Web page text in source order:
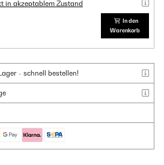
in akzeptablem Zustand
In den
Warenkorb
- schnell bestellen!